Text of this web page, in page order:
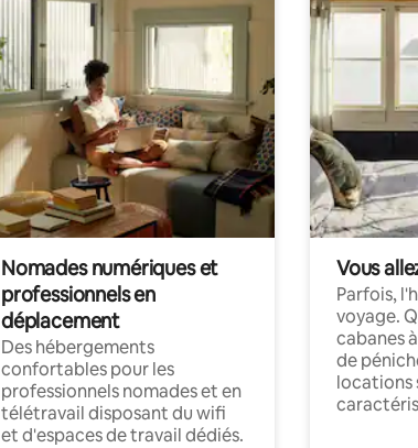
Nomades numériques et
professionnels en
déplacement
Des hébergements
confortables pour les
professionnels nomades et en
télétravail disposant du wifi
et d'espaces de travail dédiés.
Vous
Parfois,
voyage.
cabanes
de
locations